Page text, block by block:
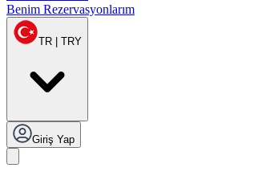
Benim Rezervasyonlarım
TR | TRY
Giriş Yap